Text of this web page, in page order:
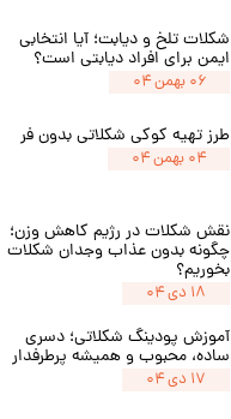
شکلات تلخ و دیابت؛ آیا انتخابی
ایمن برای افراد دیابتی است؟
۰۶ بهمن ۰۴
طرز تهیه کوکی شکلاتی بدون فر
۰۴ بهمن ۰۴
نقش شکلات در رژیم کاهش وزن؛
چگونه بدون عذاب وجدان شکلات
بخوریم؟
۱۸ دی ۰۴
آموزش پودینگ شکلاتی؛ دسری
ساده، محبوب و همیشه پرطرفدار
۱۷ دی ۰۴